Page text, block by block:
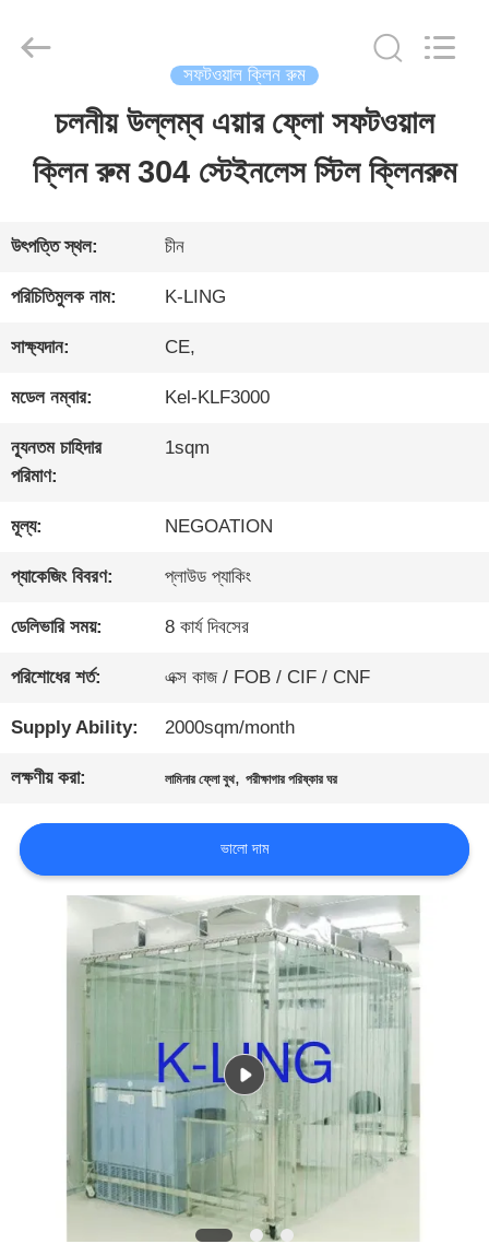
আমাদের
সম্বন্ধে
কারখানা
পরিদর্শন
গুণমান
নিয়ন্ত্রণ
আমাদের
সাথে
যোগাযোগ
খবর
গোপনীয়তা
Purification
সফটওয়াল ক্লিন রুম
চলনীয় উল্লম্ব এয়ার ফ্লো সফটওয়াল
ক্লিন রুম 304 স্টেইনলেস স্টিল ক্লিনরুম
উৎপত্তি স্থল: চীন
পরিচিতিমুলক নাম: K-LING
সাক্ষ্যদান: CE,
মডেল নম্বার: Kel-KLF3000
ন্যূনতম চাহিদার
পরিমাণ:
1sqm
মূল্য: NEGOATION
প্যাকেজিং বিবরণ: প্লাউড প্যাকিং
ডেলিভারি সময়: 8 কার্য দিবসের
পরিশোধের শর্ত: এক্স কাজ / FOB / CIF / CNF
Supply Ability: 2000sqm/month
লক্ষণীয় করা: লামিনার ফ্লো বুথ,পরীক্ষাগার পরিষ্কার ঘর
ভালো দাম